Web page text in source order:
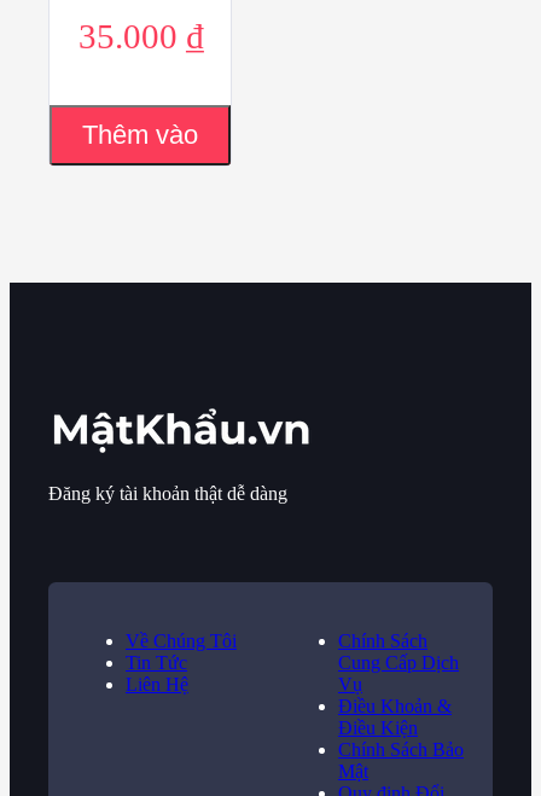
35.000 ₫
Thêm vào
Đăng ký tài khoản thật dễ dàng
Về Chúng Tôi
Tin Tức
Liên Hệ
Chính Sách
Cung Cấp Dịch
Vụ
Điều Khoản &
Điều Kiện
Chính Sách Bảo
Mật